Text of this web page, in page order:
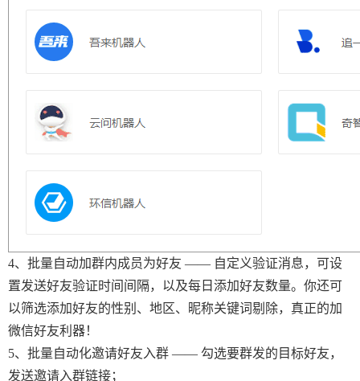
4、批量自动加群内成员为好友 —— 自定义验证消息，可设
置发送好友验证时间间隔，以及每日添加好友数量。你还可
以筛选添加好友的性别、地区、昵称关键词剔除，真正的加
微信好友利器！
5、批量自动化邀请好友入群 —— 勾选要群发的目标好友，
发送邀请入群链接；